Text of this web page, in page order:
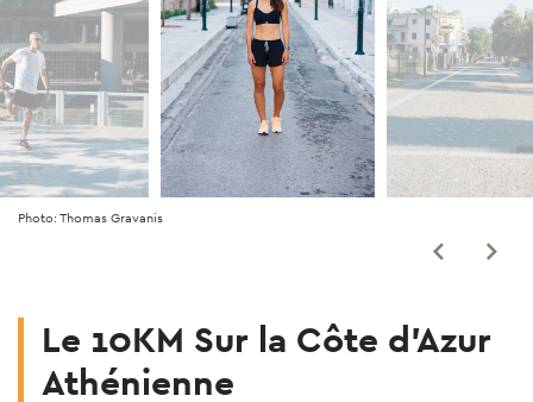
Photo: Thomas Gravanis
Le 10KM Sur la Côte d’Azur
Athénienne